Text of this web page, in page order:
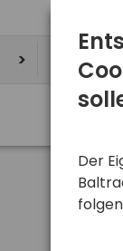
Der